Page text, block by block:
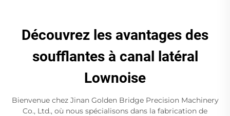
Découvrez les avantages des
soufflantes à canal latéral
Lownoise
Bienvenue chez Jinan Golden Bridge Precision Machinery
Co., Ltd., où nous spécialisons dans la fabrication de